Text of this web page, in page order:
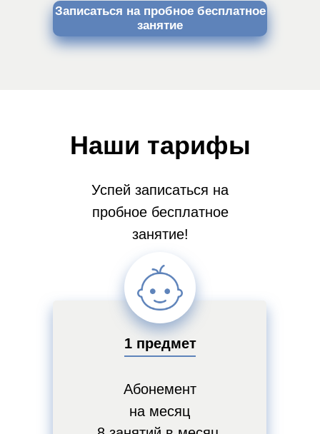
Записаться на пробное бесплатное
занятие
Наши тарифы
Абонемент
на месяц
1 предмет
Успей записаться на
пробное бесплатное
занятие!